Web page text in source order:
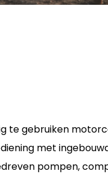
te gebruiken
met
pompen,